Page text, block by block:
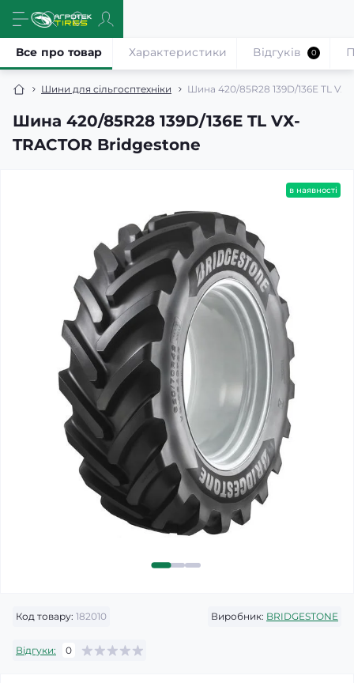
Шини для сільгосптехніки Шина 420/85R28 139D/136E TL
Шина 420/85R28 139D/136E TL VХ-
TRACTOR Bridgestone
Все про товар Характеристики Відгуків 0
в наявності
Код товару: 182010 Виробник: BRIDGESTONE
Відгуки: 0